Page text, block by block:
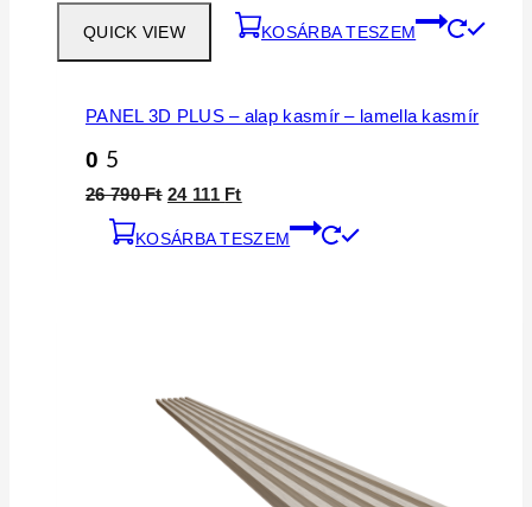
QUICK VIEW KOSÁRBA TESZEM
PANEL 3D PLUS – alap kasmír – lamella kasmír
0 5
26 790Ft Original
was:
24 111 FtCurrent
is:
KOSÁRBA TESZEM